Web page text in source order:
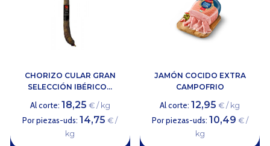
CHORIZO CULAR GRAN
SELECCIÓN IBÉRICO...
Al corte: 18,25 € / kg
Por piezas-uds:14,75 € /
kg
JAMÓN COCIDO EXTRA
CAMPOFRIO
Al corte:12,95 € / kg
Por piezas-uds: 10,49 € /
kg